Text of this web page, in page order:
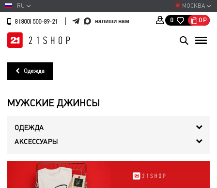
МОСКВА
RU
8 (800) 500-89-21 напиши нам 0 0 Р
Одежда
МУЖСКИЕ ДЖИНСЫ
ОДЕЖДА
АКСЕССУАРЫ